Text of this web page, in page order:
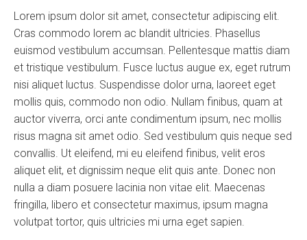
Lorem ipsum dolor sit amet, consectetur adipiscing elit.
Cras commodo lorem ac blandit ultricies. Phasellus
euismod vestibulum accumsan. Pellentesque mattis diam
et tristique vestibulum. Fusce luctus augue ex, eget rutrum
nisi aliquet luctus. Suspendisse dolor urna, laoreet eget
mollis quis, commodo non odio. Nullam finibus, quam at
auctor viverra, orci ante condimentum ipsum, nec mollis
risus magna sit amet odio. Sed vestibulum quis neque sed
convallis. Ut eleifend, mi eu eleifend finibus, velit eros
aliquet elit, et dignissim neque elit quis ante. Donec non
nulla a diam posuere lacinia non vitae elit. Maecenas
fringilla, libero et consectetur maximus, ipsum magna
volutpat tortor, quis ultricies mi urna eget sapien.